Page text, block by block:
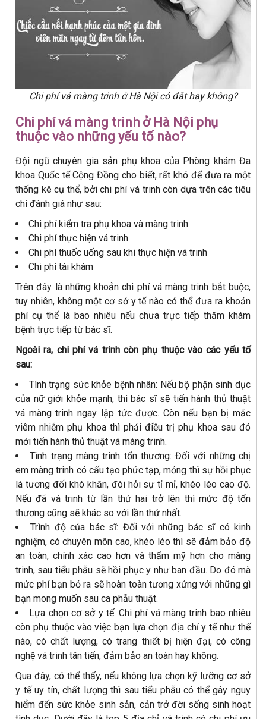
Chi phí vá màng trinh ở Hà Nội có đắt hay không?
Chi phí vá màng trinh ở Hà Nội phụ
thuộc vào những yếu tố nào?
Đội ngũ chuyên gia sản phụ khoa của Phòng khám Đa
khoa Quốc tế Cộng Đồng cho biết, rất khó để đưa ra một
thống kê cụ thể, bởi chi phí vá trinh còn dựa trên các tiêu
chí đánh giá như sau:
Chi phí kiểm tra phụ khoa và màng trinh
Chi phí thực hiện vá trinh
Chi phí thuốc uống sau khi thực hiện vá trinh
Chi phí tái khám
Trên đây là những khoản chi phí vá màng trinh bắt buộc,
tuy nhiên, không một cơ sở y tế nào có thể đưa ra khoản
phí cụ thể là bao nhiêu nếu chưa trực tiếp thăm khám
bệnh trực tiếp từ bác sĩ.
Ngoài ra, chi phí vá trinh còn phụ thuộc vào các yếu tố
sau:
Tình trạng sức khỏe bệnh nhân: Nếu bộ phận sinh dục
của nữ giới khỏe mạnh, thì bác sĩ sẽ tiến hành thủ thuật
vá màng trinh ngay lập tức được. Còn nếu bạn bị mắc
viêm nhiễm phụ khoa thì phải điều trị phụ khoa sau đó
mới tiến hành thủ thuật vá màng trinh.
Tình trạng màng trinh tổn thương: Đối với những chị
em màng trinh có cấu tạo phức tạp, mỏng thì sự hồi phục
là tương đối khó khăn, đòi hỏi sự tỉ mỉ, khéo léo cao độ.
Nếu đã vá trinh từ lần thứ hai trở lên thì mức độ tổn
thương cũng sẽ khác so với lần thứ nhất.
Trình độ của bác sĩ: Đối với những bác sĩ có kinh
nghiệm, có chuyên môn cao, khéo léo thì sẽ đảm bảo độ
an toàn, chính xác cao hơn và thẩm mỹ hơn cho màng
trinh, sau tiểu phẫu sẽ hồi phục y như ban đầu. Do đó mà
mức phí bạn bỏ ra sẽ hoàn toàn tương xứng với những gì
bạn mong muốn sau ca phẫu thuật.
Lựa chọn cơ sở y tế: Chi phí vá màng trinh bao nhiêu
còn phụ thuộc vào việc bạn lựa chọn địa chỉ y tế như thế
nào, có chất lượng, có trang thiết bị hiện đại, có công
nghệ vá trinh tân tiến, đảm bảo an toàn hay không.
Qua đây, có thể thấy, nếu không lựa chọn kỹ lưỡng cơ sở
y tế uy tín, chất lượng thì sau tiểu phẫu có thể gây nguy
hiểm đến sức khỏe sinh sản, cản trở đời sống sinh hoạt